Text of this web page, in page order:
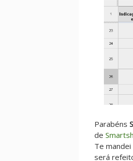
Parabéns
de
Te
será